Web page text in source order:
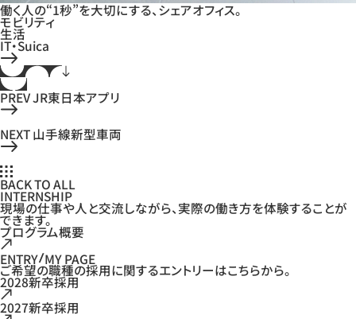
働く人の“1秒”を大切にする、シェアオフィス。
モビリティ
生活
IT・Suica
PREVJR東日本アプリ
NEXT山手線新型車両
BACK TO ALL
INTERNSHIP
現場の仕事や人と交流しながら、実際の働き方を体験することが
できます。
プログラム概要
ENTRY MY PAGE
ご希望の職種の採用に関するエントリーはこちらから。
2028新卒採用
2027新卒採用